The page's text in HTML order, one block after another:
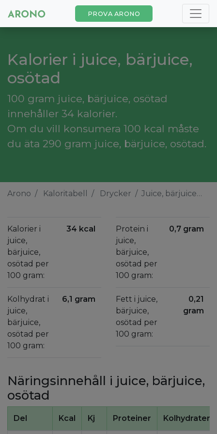
PROVA ARONO
Kalorier i juice, bärjuice,
osötad
100 gram juice, bärjuice, osötad
innehåller 34 kalorier.
Om du vill konsumera 100 kcal måste
du äta 290 gram juice, bärjuice, osötad.
Arono Kaloritabell Drycker Juice, bärjuice, osötad
Kalorier i
juice,
bärjuice,
osötad per
100 gram:
34 kcal
Kolhydrat i
juice,
bärjuice,
osötad per
100 gram:
6,1 gram
Protein i
juice,
bärjuice,
osötad per
100 gram:
0,7 gram
Fett i juice,
bärjuice,
osötad per
100 gram:
0,21
gram
Näringsinnehåll i juice, bärjuice,
osötad
Del Kcal Kj Proteiner Kolhydrater